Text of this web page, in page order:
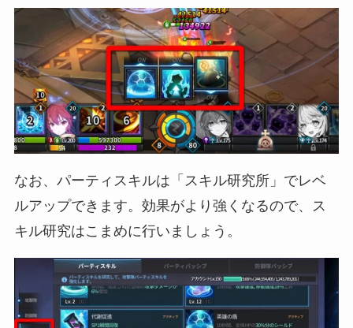
なお、パーティスキルは「スキル研究所」でレベ
ルアップできます。効果がより強くなるので、ス
キル研究はこまめに行いましょう。